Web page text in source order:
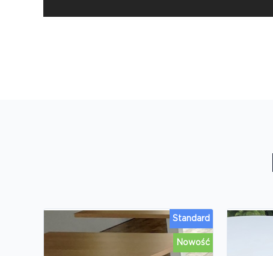
Nowość
Standard